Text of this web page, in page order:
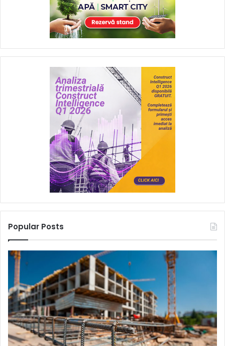
Popular Posts